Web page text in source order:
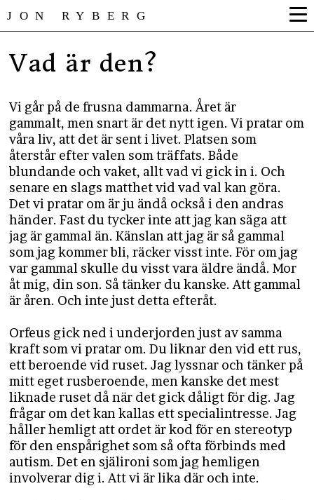
JON RYBERG
Vad är den?
Vi går på de frusna dammarna. Året är
gammalt, men snart är det nytt igen. Vi pratar om
våra liv, att det är sent i livet. Platsen som
återstår efter valen som träffats. Både
blundande och vaket, allt vad vi gick in i. Och
senare en slags matthet vid vad val kan göra.
Det vi pratar om är ju ändå också i den andras
händer. Fast du tycker inte att jag kan säga att
jag är gammal än. Känslan att jag är så gammal
som jag kommer bli, räcker visst inte. För om jag
var gammal skulle du visst vara äldre ändå. Mor
åt mig, din son. Så tänker du kanske. Att gammal
är åren. Och inte just detta efteråt.
Orfeus gick ned i underjorden just av samma
kraft som vi pratar om. Du liknar den vid ett rus,
ett beroende vid ruset. Jag lyssnar och tänker på
mitt eget rusberoende, men kanske det mest
liknade ruset då när det gick dåligt för dig. Jag
frågar om det kan kallas ett specialintresse. Jag
håller hemligt att ordet är kod för en stereotyp
för den enspårighet som så ofta förbinds med
autism. Det en själironi som jag hemligen
involverar dig i. Att vi är lika där och inte.